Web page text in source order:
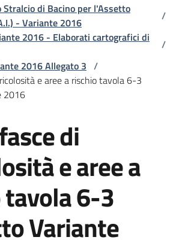
Stralcio di Bacino per l'Assetto
- Variante 2016
/
2016 - Elaborati cartografici di
/
2016 Allegato 3 /
e aree a rischio tavola 6-3
2016
di
e aree a
6-3
Variante